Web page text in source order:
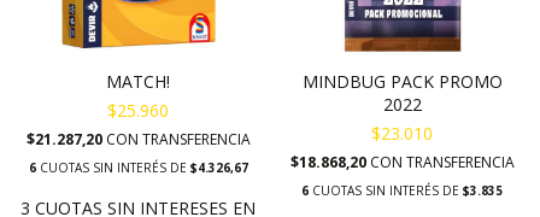
MATCH!
$25.960
$21.287,20 CON TRANSFERENCIA
6CUOTAS SIN INTERÉS DE $4.326,67
MINDBUG PACK PROMO
2022
$23.010
$18.868,20 CON TRANSFERENCIA
6 CUOTAS SIN INTERÉS DE $3.835